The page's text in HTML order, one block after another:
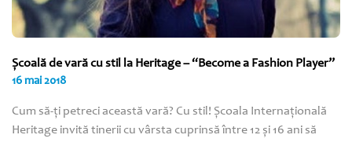
Şcoală de vară cu stil la Heritage – “Become a Fashion Player”
16 mai 2018
Cum să-ţi petreci această vară? Cu stil! Şcoala Internaţională
Heritage invită tinerii cu vârsta cuprinsă între 12 şi 16 ani să